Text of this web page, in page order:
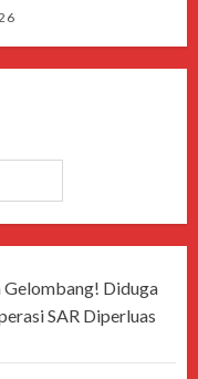
Diduga
SAR Diperluas